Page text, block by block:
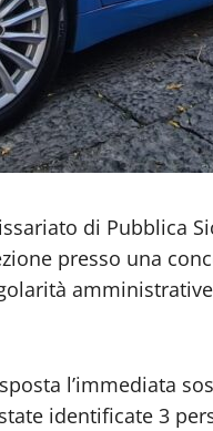
di Pubblica
presso una
l’immediata
identificate 3